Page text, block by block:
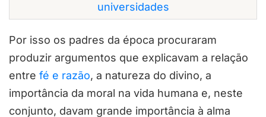
universidades
Por isso os padres da época procuraram
produzir argumentos que explicavam a relação
entre fé e razão, a natureza do divino, a
importância da moral na vida humana e, neste
conjunto, davam grande importância à alma